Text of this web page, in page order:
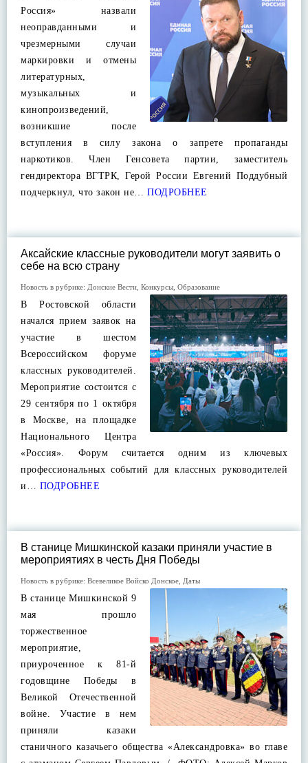
Россия» назвали
неоправданными и
чрезмерными случаи
маркировки и отмены
литературных,
музыкальных и
кинопроизведений,
возникшие после
вступления в силу закона о запрете пропаганды
наркотиков. Член Генсовета партии, заместитель
гендиректора ВГТРК, Герой России Евгений Поддубный
подчеркнул, что закон не… ПОДРОБНЕЕ
Аксайские классные руководители могут заявить о
себе на всю страну
Новость в рубрике: Донские Вести Конкурсы Образование
В Ростовской области
начался прием заявок на
участие в шестом
Всероссийском форуме
классных руководителей.
Мероприятие состоится с
29 сентября по 1 октября
в Москве, на площадке
Национального Центра
«Россия». Форум считается одним из ключевых
профессиональных событий для классных руководителей
и… ПОДРОБНЕЕ
В станице Мишкинской казаки приняли участие в
мероприятиях в честь Дня Победы
Новость в рубрике: Всевеликое Войско Донское Даты
В станице Мишкинской 9
мая прошло
торжественное
мероприятие,
приуроченное к 81-й
годовщине Победы в
Великой Отечественной
войне. Участие в нем
приняли казаки
станичного казачьего общества «Александровка» во главе